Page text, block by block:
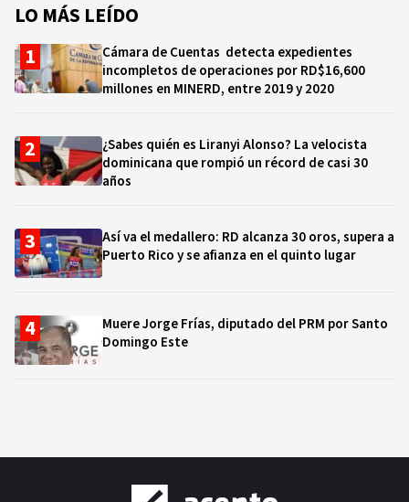
LO MÁS LEÍDO
Cámara de Cuentas detecta expedientes
incompletos de operaciones por RD$16,600
millones en MINERD, entre 2019 y 2020
¿Sabes quién es Liranyi Alonso? La velocista
dominicana que rompió un récord de casi 30
años
Así va el medallero: RD alcanza 30 oros, supera a
Puerto Rico y se afianza en el quinto lugar
Muere Jorge Frías, diputado del PRM por Santo
Domingo Este